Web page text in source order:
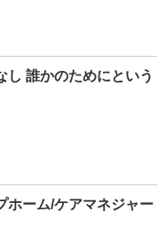
し 誰かのためにという
ホーム/ケアマネジャー